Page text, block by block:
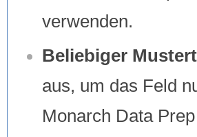
verwenden.
Beliebiger
aus, um das Feld
Monarch Data